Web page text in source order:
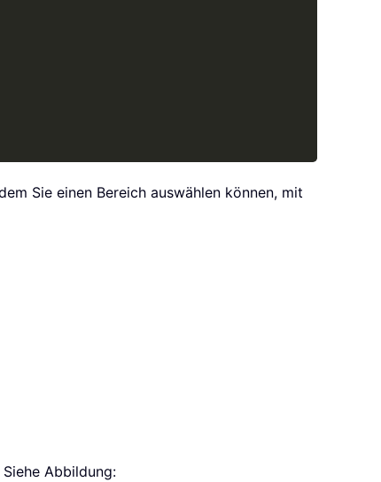
Sie einen Bereich auswählen können, mit
Abbildung: